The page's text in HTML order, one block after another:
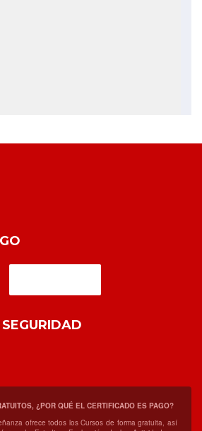
¿POR QUÉ EL CERTIFICADO ES PAGO?
ofrece todos los Cursos de forma gratuita, así